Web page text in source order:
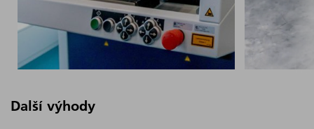
Další výhody